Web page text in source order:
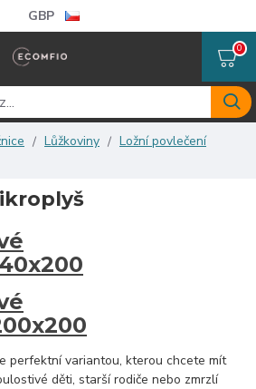
GBP
0
Lůžkoviny
Ložní povlečení
perfektní variantou, kterou chcete mít
děti, starší rodiče nebo zmrzlí